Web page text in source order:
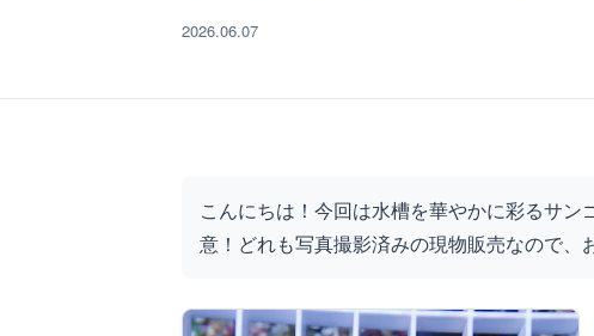
2026.06.07
こんにちは！今回は水槽を華やかに彩るサ
意！どれも写真撮影済みの現物販売なので